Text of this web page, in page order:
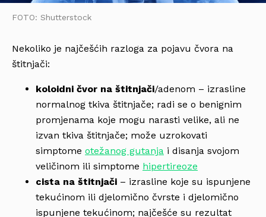
FOTO: Shutterstock
Nekoliko je najčešćih razloga za pojavu čvora na
štitnjači:
koloidni čvor na štitnjači/adenom – izrasline
normalnog tkiva štitnjače; radi se o benignim
promjenama koje mogu narasti velike, ali ne
izvan tkiva štitnjače; može uzrokovati
simptome otežanog gutanja i disanja svojom
veličinom ili simptome hipertireoze
cista na štitnjači – izrasline koje su ispunjene
tekućinom ili djelomično čvrste i djelomično
ispunjene tekućinom; najčešće su rezultat